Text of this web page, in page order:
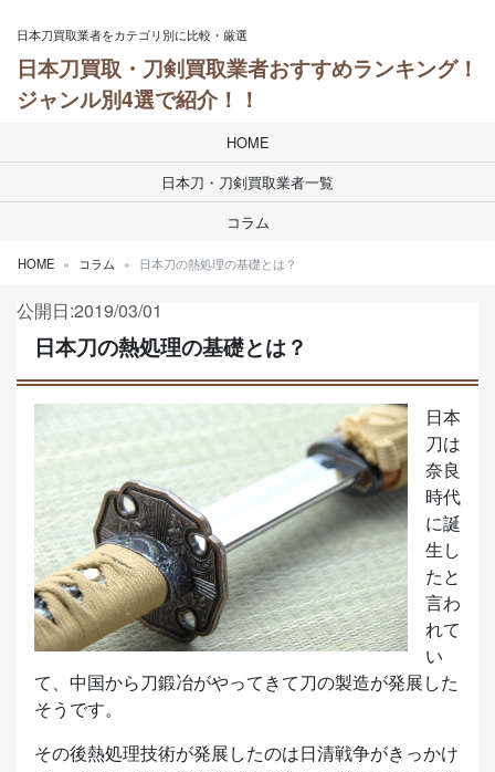
日本刀買取業者をカテゴリ別に比較・厳選
日本刀買取・刀剣買取業者おすすめランキング！
ジャンル別4選で紹介！！
HOME
日本刀・刀剣買取業者一覧
コラム
HOME コラム 日本刀の熱処理の基礎とは？
公開日:2019/03/01
日本刀の熱処理の基礎とは？
日本
刀は
奈良
時代
に誕
生し
たと
言わ
れて
い
て、中国から刀鍛冶がやってきて刀の製造が発展した
そうです。
その後熱処理技術が発展したのは日清戦争がきっかけ